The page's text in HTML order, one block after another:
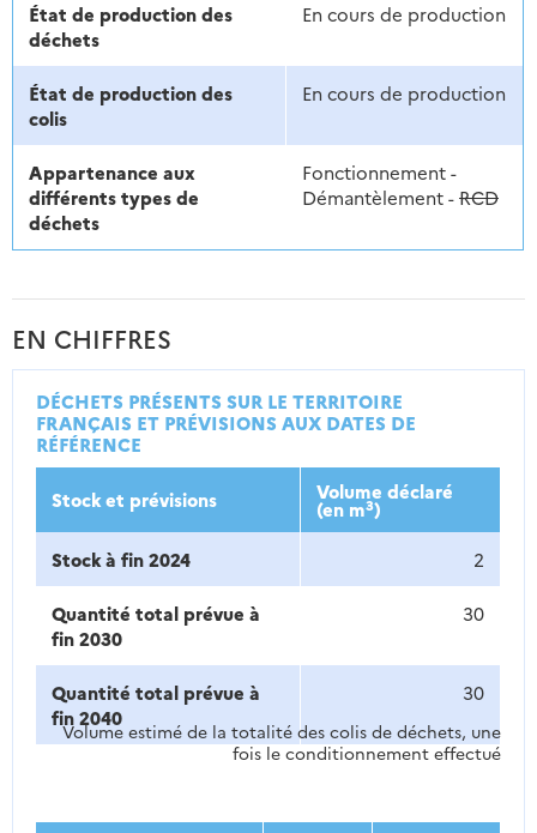
État de production des
déchets
En cours de production
État de production des
colis
En cours de production
Appartenance aux
différents types de
déchets
Fonctionnement -
Démantèlement -RCD
EN CHIFFRES
DÉCHETS PRÉSENTS SUR LE TERRITOIRE
FRANÇAIS ET PRÉVISIONS AUX DATES DE
RÉFÉRENCE
Stock et prévisions Volume déclaré
(en m3)
Stock à fin 2024
2
Quantité total prévue à
fin 2030
30
Quantité total prévue à
fin 2040
30
Volume estimé de la totalité des colis de déchets, une
fois le conditionnement effectué